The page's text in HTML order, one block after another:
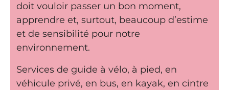
doit vouloir passer un bon moment,
apprendre et, surtout, beaucoup d’estime
et de sensibilité pour notre
environnement.
Services de guide à vélo, à pied, en
véhicule privé, en bus, en kayak, en cintre